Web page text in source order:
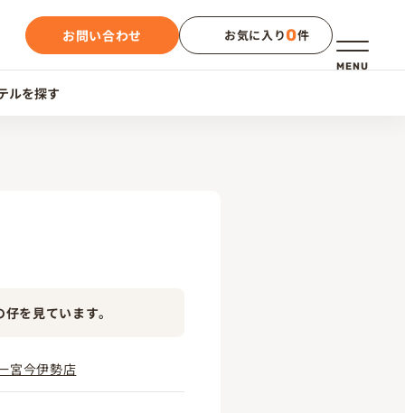
メニュー
MENU
お問い合わせ お気に入り0件
ルを探す
を見ています。
宮今伊勢店